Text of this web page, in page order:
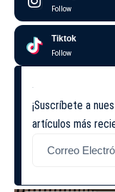
Follow
Tiktok
Follow
¡Suscríbete a
artículos más